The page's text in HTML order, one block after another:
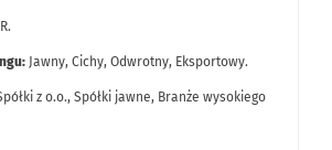
Jawny, Cichy, Odwrotny, Eksportowy.
z o.o., Spółki jawne, Branże wysokiego